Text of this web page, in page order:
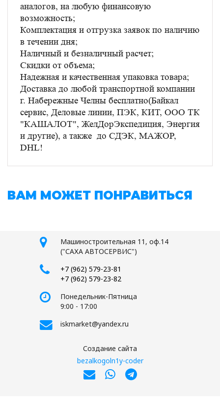
аналогов, на любую финансовую
возможность;
Комплектация и отгрузка заявок по наличию
в течении дня;
Наличный и безналичный расчет;
Скидки от объема;
Надежная и качественная упаковка товара;
Доставка до любой транспортной компании
г. Набережные Челны бесплатно(Байкал
сервис, Деловые линии, ПЭК, КИТ, ООО ТК
"КАШАЛОТ", ЖелДорЭкспедиция, Энергия
и другие), а также до СДЭК, МАЖОР,
DHL!
ВАМ МОЖЕТ ПОНРАВИТЬСЯ
Машиностроительная 11, оф.14
("САХА АВТОСЕРВИС")
+7 (962) 579-23-81
+7 (962) 579-23-82
Понедельник-Пятница
9:00 - 17:00
iskmarket@yandex.ru
Создание сайта
bezalkogoln1y-coder